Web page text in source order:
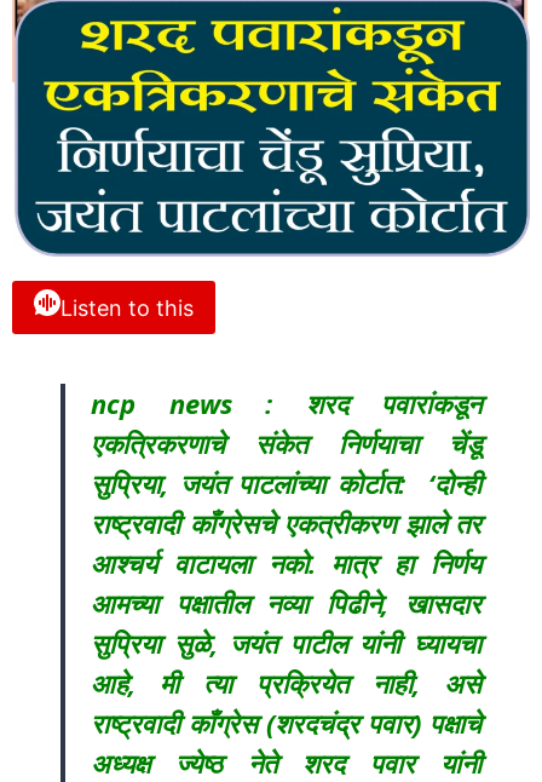
Listen to this
ncp news : शरद पवारांकडून
एकत्रिकरणाचे संकेत निर्णयाचा चेंडू
सुप्रिया, जयंत पाटलांच्या कोर्टात: ‘दोन्ही
राष्ट्रवादी काँग्रेसचे एकत्रीकरण झाले तर
आश्चर्य वाटायला नको. मात्र हा निर्णय
आमच्या पक्षातील नव्या पिढीने, खासदार
सुप्रिया सुळे, जयंत पाटील यांनी घ्यायचा
आहे, मी त्या प्रक्रियेत नाही, असे
राष्ट्रवादी काँग्रेस (शरदचंद्र पवार) पक्षाचे
अध्यक्ष ज्येष्ठ नेते शरद पवार यांनी